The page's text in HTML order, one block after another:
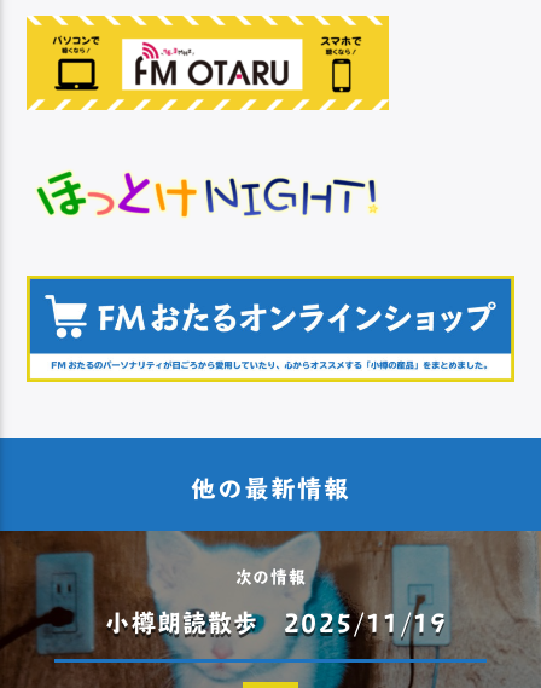
他の最新情報
次の情報
小樽朗読散歩 2025/11/19